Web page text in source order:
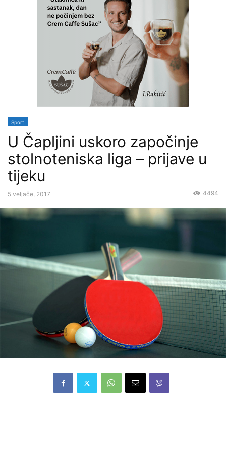
Sport
U Čapljini uskoro započinje
stolnoteniska liga – prijave u
tijeku
5 veljače, 2017 4494